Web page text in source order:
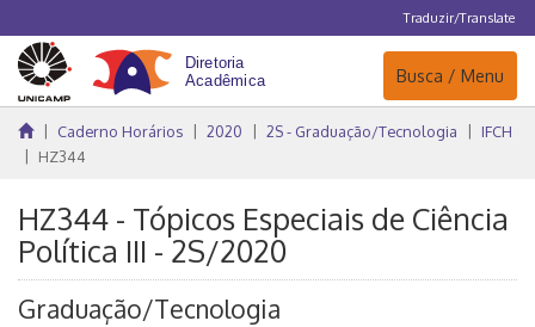
Traduzir/Translate
Navegação
Busca / Menu
Caderno Horários 2020 2S - Graduação/Tecnologia
IFCH
HZ344
HZ344 - Tópicos Especiais de Ciência
Política III - 2S/2020
Graduação/Tecnologia